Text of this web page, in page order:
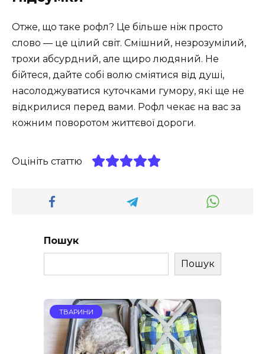
Отже, що таке рофл? Це більше ніж просто
слово — це цілий світ. Смішний, незрозумілий,
трохи абсурдний, але щиро людяний. Не
бійтеся, дайте собі волю сміятися від душі,
насолоджуватися куточками гумору, які ще не
відкрилися перед вами. Рофл чекає на вас за
кожним поворотом життєвої дороги.
Оцініть статтю
Пошук
Пошук
ТВАРИНИ